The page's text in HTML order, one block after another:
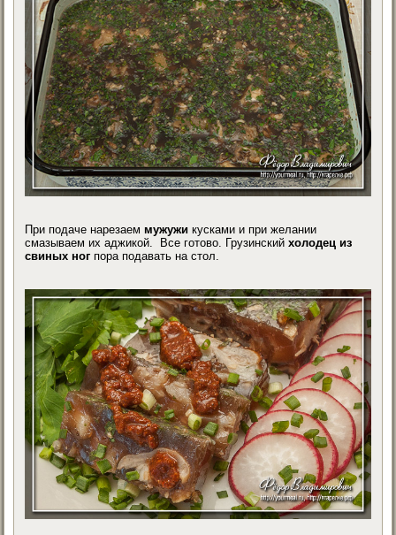
При подаче нарезаем мужужи кусками и при желании
смазываем их аджикой. Все готово. Грузинскийхолодец из
свиных ног пора подавать на стол.